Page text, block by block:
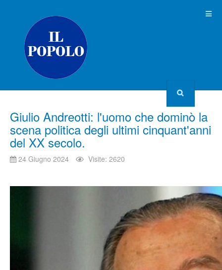
Giulio Andreotti: l'uomo che dominò la
scena politica degli ultimi cinquant'anni
del XX secolo.
24 Giugno 2024 Visite: 2620